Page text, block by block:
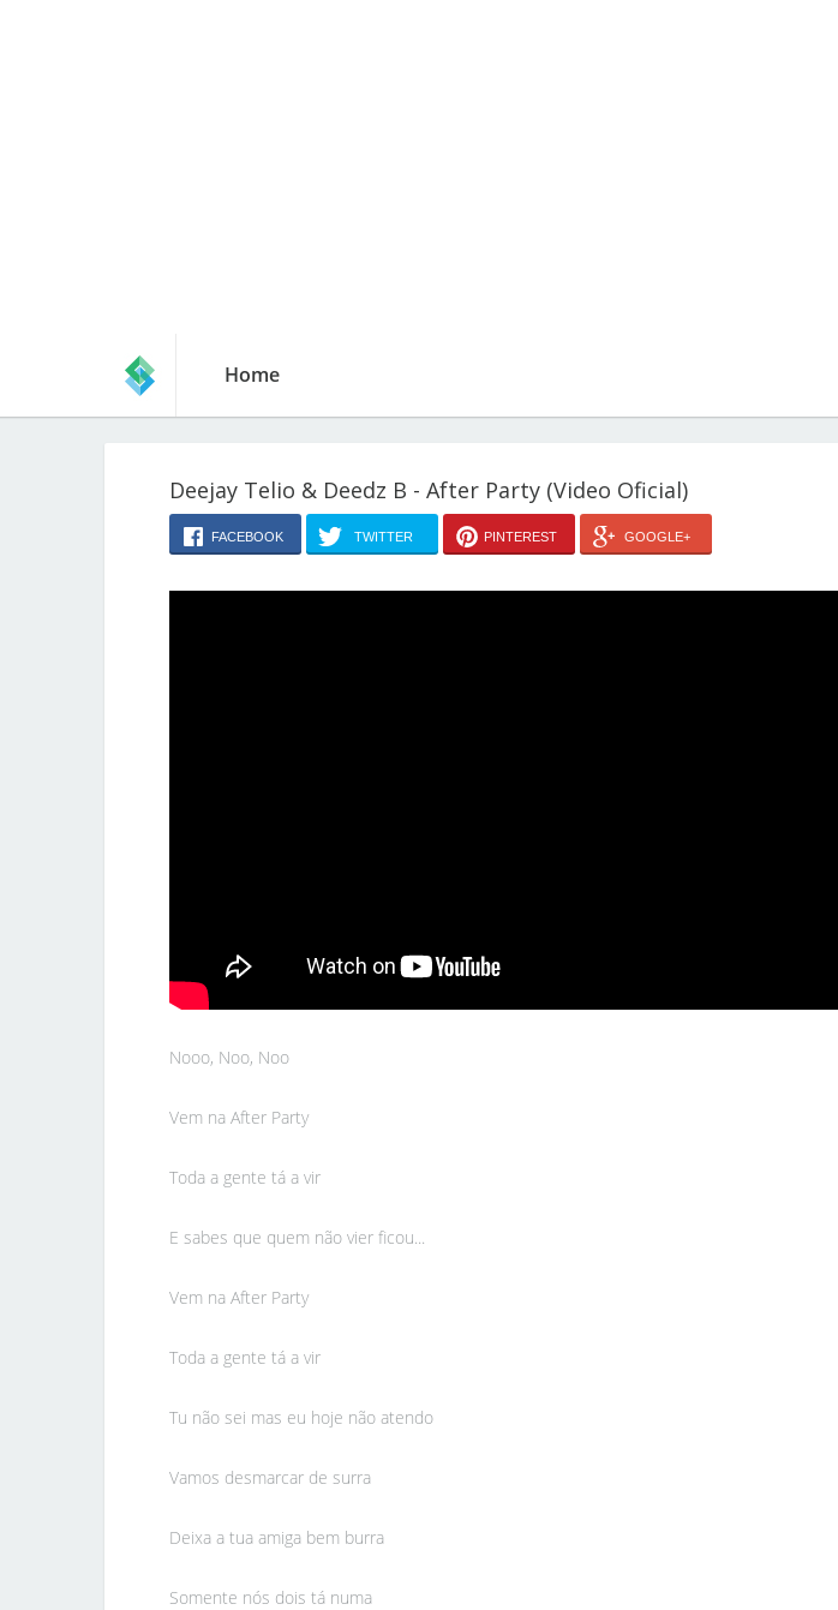
Home
Deejay Telio & Deedz B - After Party (Video Oficial)
FACEBOOK TWITTER PINTEREST GOOGLE+
Nooo, Noo, Noo
Vem na After Party
Toda a gente tá a vir
E sabes que quem não vier ficou...
Vem na After Party
Toda a gente tá a vir
Tu não sei mas eu hoje não atendo
Vamos desmarcar de surra
Deixa a tua amiga bem burra
Somente nós dois tá numa